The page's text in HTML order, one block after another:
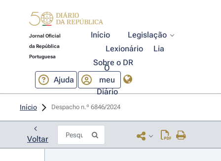
Jornal Oficial
da República
Portuguesa
Início
Legislação
Lexionário
Lia
Sobre o DR
Ajuda
O
meu
Diário
Início Despacho n.º 6846/2024
Voltar